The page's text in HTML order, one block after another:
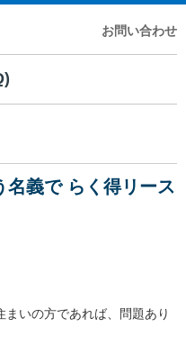
お問い合わせ
名義で らく得リース
いの方であれば、問題あり